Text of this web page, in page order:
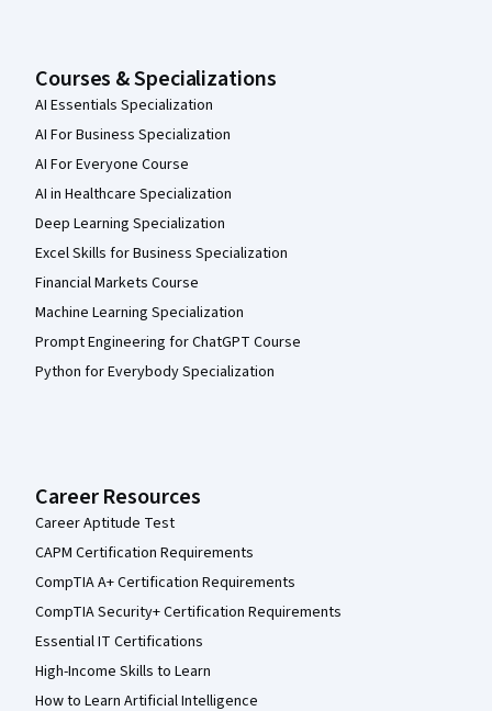
Courses & Specializations
AI Essentials Specialization
AI For Business Specialization
AI For Everyone Course
AI in Healthcare Specialization
Deep Learning Specialization
Excel Skills for Business Specialization
Financial Markets Course
Machine Learning Specialization
Prompt Engineering for ChatGPT Course
Python for Everybody Specialization
Career Resources
Career Aptitude Test
CAPM Certification Requirements
CompTIA A+ Certification Requirements
CompTIA Security+ Certification Requirements
Essential IT Certifications
High-Income Skills to Learn
How to Learn Artificial Intelligence